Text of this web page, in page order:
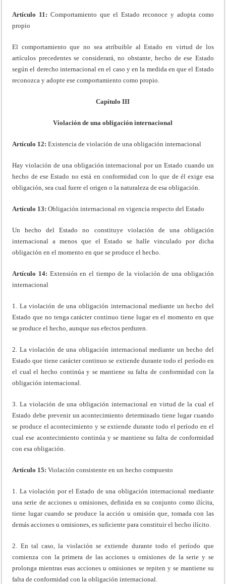
Artículo 11: Comportamiento que el Estado reconoce y adopta como
propio
El comportamiento que no sea atribuible al Estado en virtud de los
artículos precedentes se considerará, no obstante, hecho de ese Estado
según el derecho internacional en el caso y en la medida en que el Estado
reconozca y adopte ese comportamiento como propio.
Capítulo III
Violación de una obligación internacional
Artículo 12: Existencia de violación de una obligación internacional
Hay violación de una obligación internacional por un Estado cuando un
hecho de ese Estado no está en conformidad con lo que de él exige esa
obligación, sea cual fuere el origen o la naturaleza de esa obligación.
Artículo 13: Obligación internacional en vigencia respecto del Estado
Un hecho del Estado no constituye violación de una obligación
internacional a menos que el Estado se halle vinculado por dicha
obligación en el momento en que se produce el hecho.
Artículo 14: Extensión en el tiempo de la violación de una obligación
internacional
1. La violación de una obligación internacional mediante un hecho del
Estado que no tenga carácter continuo tiene lugar en el momento en que
se produce el hecho, aunque sus efectos perduren.
2. La violación de una obligación internacional mediante un hecho del
Estado que tiene carácter continuo se extiende durante todo el período en
el cual el hecho continúa y se mantiene su falta de conformidad con la
obligación internacional.
3. La violación de una obligación internacional en virtud de la cual el
Estado debe prevenir un acontecimiento determinado tiene lugar cuando
se produce el acontecimiento y se extiende durante todo el período en el
cual ese acontecimiento continúa y se mantiene su falta de conformidad
con esa obligación.
Artículo 15: Violación consistente en un hecho compuesto
1. La violación por el Estado de una obligación internacional mediante
una serie de acciones u omisiones, definida en su conjunto como ilícita,
tiene lugar cuando se produce la acción u omisión que, tomada con las
demás acciones u omisiones, es suficiente para constituir el hecho ilícito.
2. En tal caso, la violación se extiende durante todo el período que
comienza con la primera de las acciones u omisiones de la serie y se
prolonga mientras esas acciones u omisiones se repiten y se mantiene su
falta de conformidad con la obligación internacional.